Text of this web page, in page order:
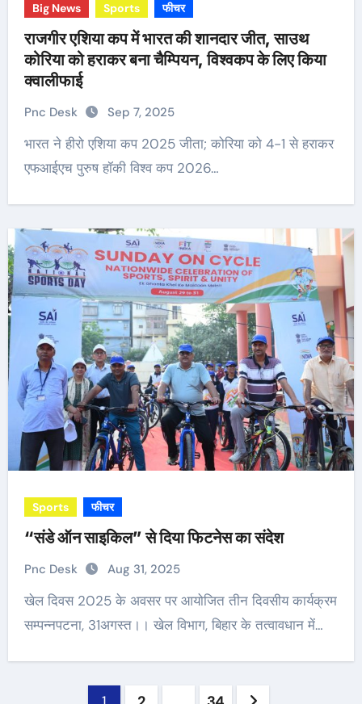
Big News Sports फीचर
राजगीर एशिया कप में भारत की शानदार जीत, साउथ
कोरिया को हराकर बना चैम्पियन, विश्वकप के लिए किया
क्वालीफाई
Pnc Desk Sep 7, 2025
भारत ने हीरो एशिया कप 2025 जीता; कोरिया को 4-1 से हराकर
एफआईएच पुरुष हॉकी विश्व कप 2026…
Sports फीचर
“संडे ऑन साइकिल” से दिया फिटनेस का संदेश
Pnc Desk Aug 31, 2025
खेल दिवस 2025 के अवसर पर आयोजित तीन दिवसीय कार्यक्रम
सम्पन्नपटना, 31अगस्त।। खेल विभाग, बिहार के तत्वावधान में…